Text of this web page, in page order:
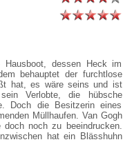
Hausboot, dessen Heck im
behauptet der furchtlose
hat, es wäre seins und ist
Verlobte, die hübsche
Doch die Besitzerin eines
Müllhaufen. Van Gogh
noch zu beeindrucken.
hat ein Blässhuhn